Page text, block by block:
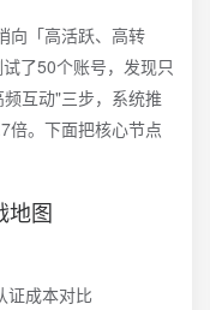
向「高活跃、高转
了50个账号，发现只
互动"三步，系统推
倍。下面把核心节点
地图
证成本对比